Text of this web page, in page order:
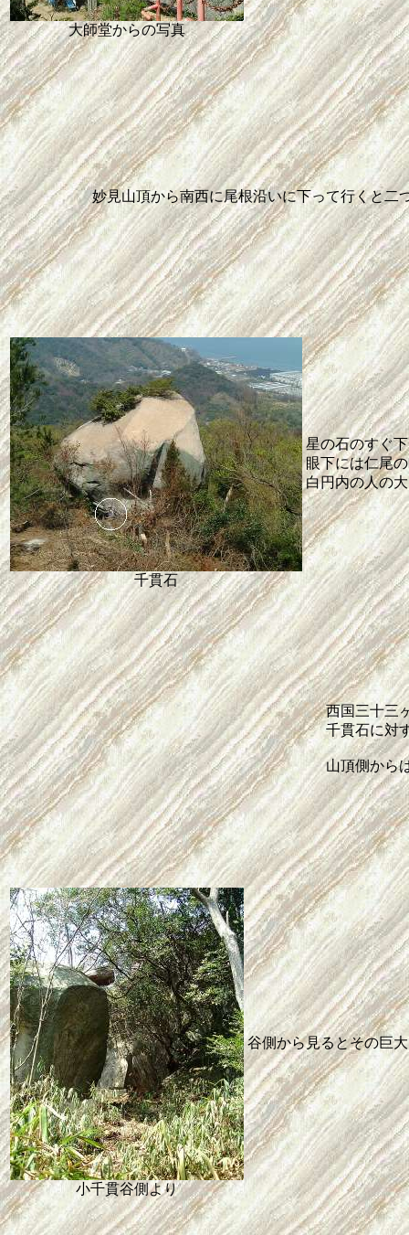
大師堂からの写真
妙見山頂から南西に尾根沿いに下って行くと二
千貫石
星の石のすぐ
眼下には仁尾
白円内の人の
西国三十三
千貫石に対
山頂側から
小千貫谷側より
谷側から見るとその巨